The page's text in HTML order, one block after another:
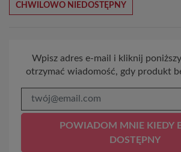
CHWILOWO NIEDOSTĘPNY
Wpisz adres e-mail i kliknij
otrzymać wiadomość, gdy produkt
POWIADOM MNIE KIEDY
DOSTĘPNY